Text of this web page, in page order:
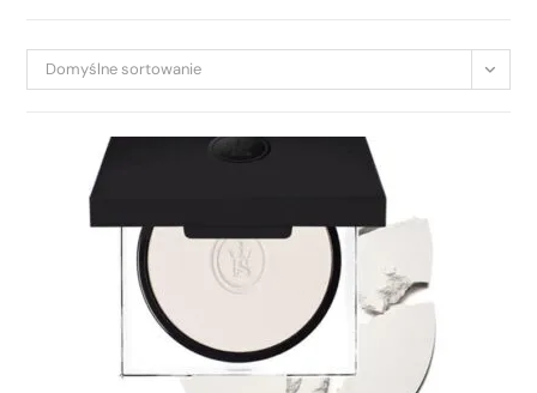
Domyślne sortowanie